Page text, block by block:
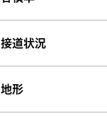
接道状況
地形